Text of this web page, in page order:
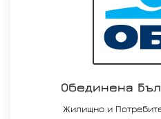
Обединена
Жилищно и